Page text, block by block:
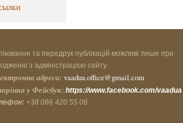
та передрук публікацій можливі лише при
з адміністрацією сайту.
адреса: vaadua.office@gmail.com
у Фейсбук: https://www.facebook.com/vaadua
+38 066 420 55 06.